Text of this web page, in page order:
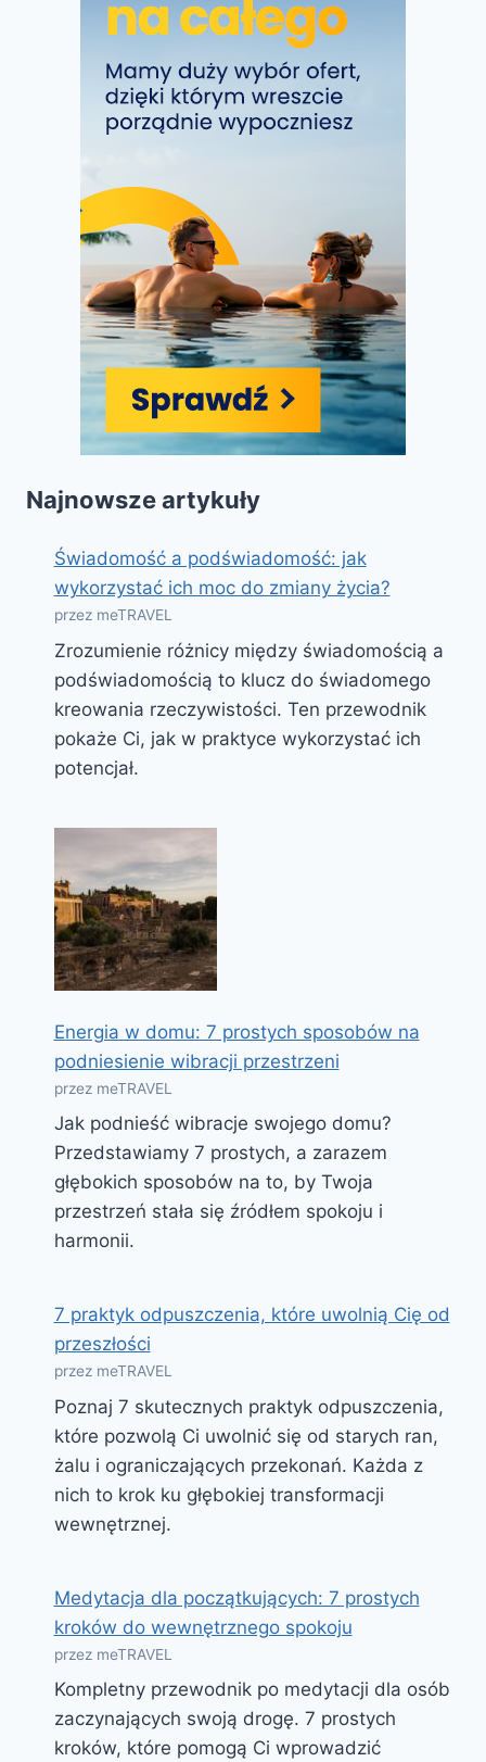
Najnowsze artykuły
Świadomość a podświadomość: jak
wykorzystać ich moc do zmiany życia?
przez meTRAVEL
Zrozumienie różnicy między świadomością a
podświadomością to klucz do świadomego
kreowania rzeczywistości. Ten przewodnik
pokaże Ci, jak w praktyce wykorzystać ich
potencjał.
Energia w domu: 7 prostych sposobów na
podniesienie wibracji przestrzeni
przez meTRAVEL
Jak podnieść wibracje swojego domu?
Przedstawiamy 7 prostych, a zarazem
głębokich sposobów na to, by Twoja
przestrzeń stała się źródłem spokoju i
harmonii.
7 praktyk odpuszczenia, które uwolnią Cię od
przeszłości
przez meTRAVEL
Poznaj 7 skutecznych praktyk odpuszczenia,
które pozwolą Ci uwolnić się od starych ran,
żalu i ograniczających przekonań. Każda z
nich to krok ku głębokiej transformacji
wewnętrznej.
Medytacja dla początkujących: 7 prostych
kroków do wewnętrznego spokoju
przez meTRAVEL
Kompletny przewodnik po medytacji dla osób
zaczynających swoją drogę. 7 prostych
kroków, które pomogą Ci wprowadzić